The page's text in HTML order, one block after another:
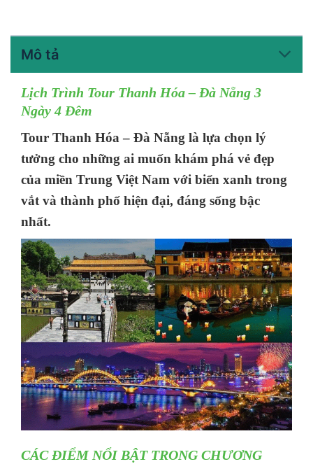
Mô tả
Lịch Trình Tour Thanh Hóa – Đà Nẵng 3
Ngày 4 Đêm
Tour Thanh Hóa – Đà Nẵng là lựa chọn lý
tưởng cho những ai muốn khám phá vẻ đẹp
của miền Trung Việt Nam với biển xanh trong
vắt và thành phố hiện đại, đáng sống bậc
nhất.
CÁC ĐIỂM NỔI BẬT TRONG CHƯƠNG